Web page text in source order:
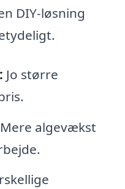
DIY-løsning
Jo større
Mere algevækst